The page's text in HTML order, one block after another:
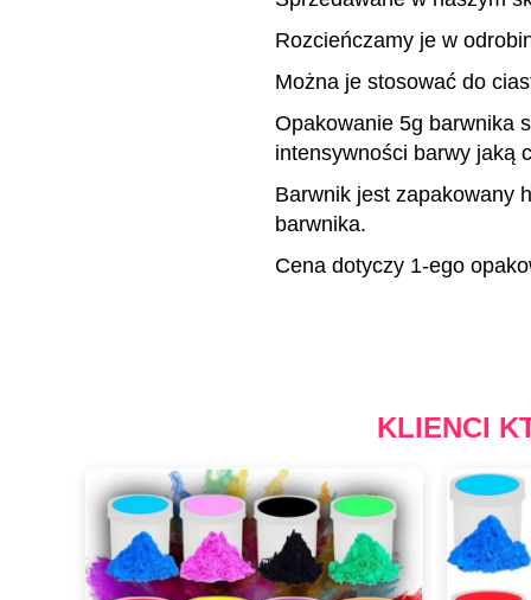
Rozcieńczamy je w
Można je stosować do
Opakowanie 5g barwnika
intensywności barwy jaką
Barwnik jest zapakowany
barwnika.
Cena dotyczy 1-ego
KLIENCI